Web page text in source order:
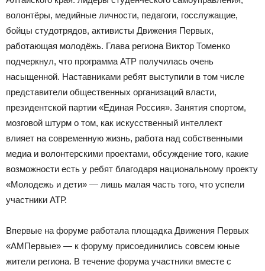
волонтёры, медийные личности, педагоги, госслужащие,
бойцы студотрядов, активисты Движения Первых,
работающая молодёжь. Глава региона Виктор Томенко
подчеркнул, что программа АТР получилась очень
насыщенной. Наставниками ребят выступили в том числе
представители общественных организаций власти,
президентской партии «Единая Россия». Занятия спортом,
мозговой штурм о том, как искусственный интеллект
влияет на современную жизнь, работа над собственными
медиа и волонтерскими проектами, обсуждение того, какие
возможности есть у ребят благодаря национальному проекту
«Молодежь и дети» — лишь малая часть того, что успели
участники АТР.
Впервые на форуме работала площадка Движения Первых
«АМПервые» — к форуму присоединились совсем юные
жители региона. В течение форума участники вместе с